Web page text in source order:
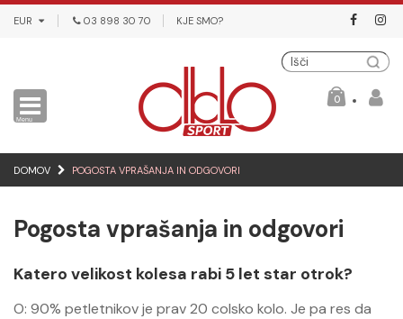
EUR 03 898 30 70 KJE SMO?
Išči
0
DOMOV POGOSTA VPRAŠANJA IN ODGOVORI
Pogosta vprašanja in odgovori
Katero velikost kolesa rabi 5 let star otrok?
O: 90% petletnikov je prav 20 colsko kolo. Je pa res da